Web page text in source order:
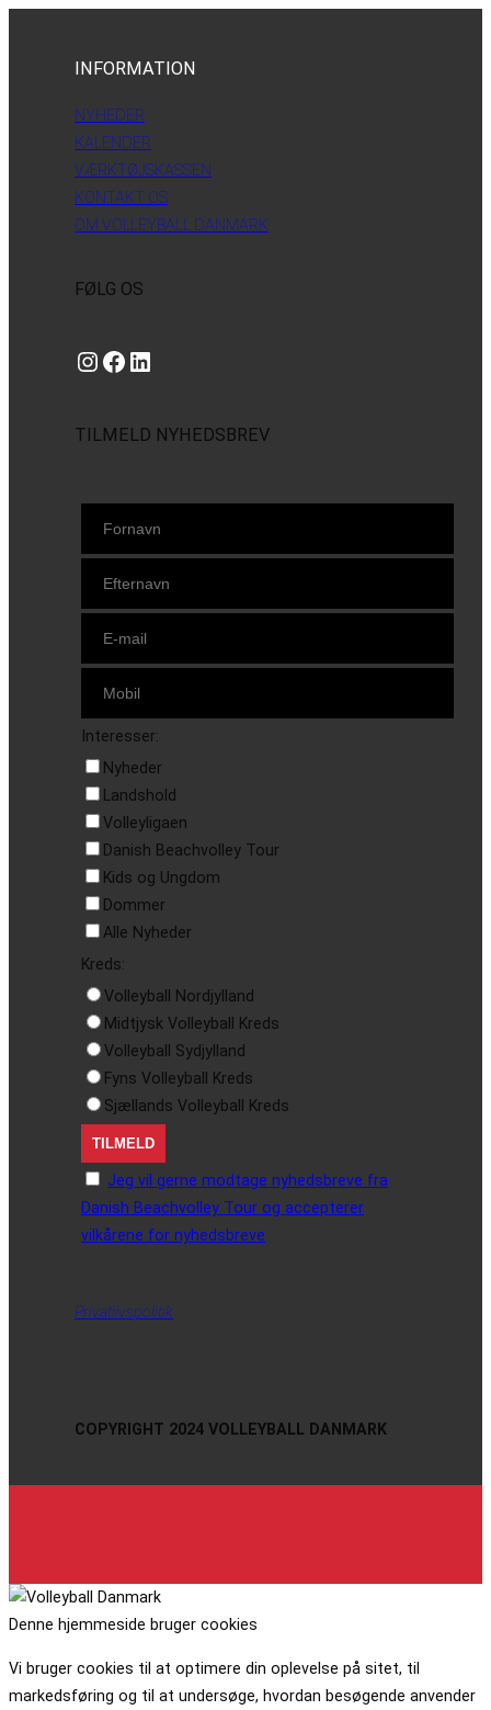
INFORMATION
NYHEDER
KALENDER
VÆRKTØJSKASSEN
KONTAKT OS
OM VOLLEYBALL DANMARK
FØLG OS
Instagram https://www.facebook.com/danishbeachvolleytour LinkedIn
TILMELD NYHEDSBREV
Interesser:
Nyheder
Landshold
Volleyligaen
Danish Beachvolley Tour
Kids og Ungdom
Dommer
Alle Nyheder
Kreds:
Volleyball Nordjylland
Midtjysk Volleyball Kreds
Volleyball Sydjylland
Fyns Volleyball Kreds
Sjællands Volleyball Kreds
Jeg vil gerne modtage nyhedsbreve fra
Danish Beachvolley Tour og accepterer
vilkårene for nyhedsbreve
Privatlivspolitik
COPYRIGHT 2024 VOLLEYBALL DANMARK
Denne hjemmeside bruger cookies
Vi bruger cookies til at optimere din oplevelse på sitet, til
markedsføring og til at undersøge, hvordan besøgende anvender